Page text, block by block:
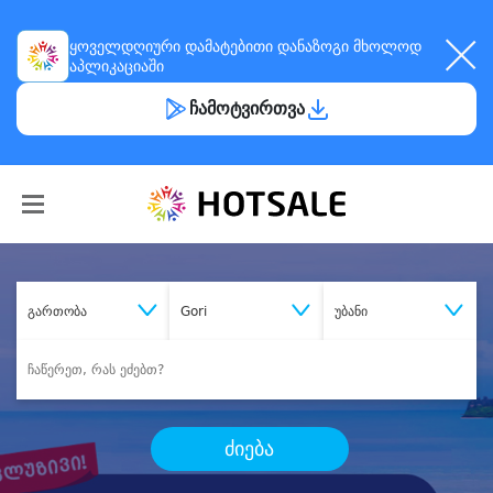
ყოველდღიური დამატებითი დანაზოგი მხოლოდ
აპლიკაციაში
ჩამოტვირთვა
გართობა Gori უბანი
ძიება